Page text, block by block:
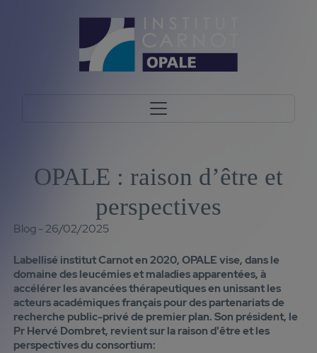
OPALE : raison d’être et
perspectives
Blog - 26/02/2025
Labellisé institut Carnot en 2020, OPALE vise, dans le
domaine des leucémies et maladies apparentées, à
accélérer les avancées thérapeutiques en unissant les
acteurs académiques français pour des partenariats de
recherche public-privé de premier plan. Son président, le
Pr Hervé Dombret, revient sur la raison d'être et les
perspectives du consortium: